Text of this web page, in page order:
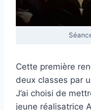
Cette première
deux classes par
J’ai choisi de
jeune réalisatrice